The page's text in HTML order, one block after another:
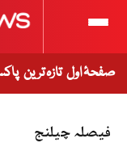
صفحۂ اول تازہ ترین
فیصلہ چیلنج